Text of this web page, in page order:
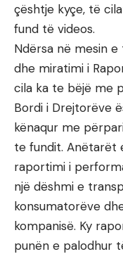
çështje kyçe, të
fund të videos.
Ndërsa në mesin
dhe miratimi i
cila ka te bëjë me
Bordi i Drejtorëve
kënaqur me
te fundit. Anëtarët
raportimi i
një dëshmi e
konsumatorëve
kompanisë. Ky
punën e palodhur